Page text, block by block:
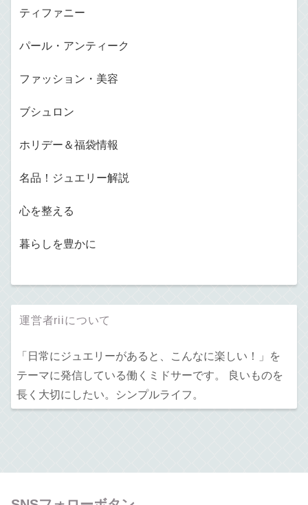
ティファニー
パール・アンティーク
ファッション・美容
ブシュロン
ホリデー＆福袋情報
名品！ジュエリー解説
心を整える
暮らしを豊かに
運営者riiについて
「日常にジュエリーがあると、こんなに楽しい！」を
テーマに発信している働くミドサーです。 良いものを
長く大切にしたい。シンプルライフ。